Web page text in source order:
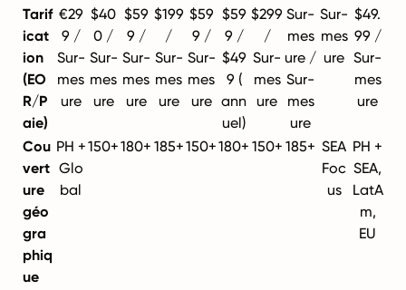
Tarif
icat
ion
(EO
R/P
aie)
€29
9 /
Sur-
mes
ure
$40
0 /
Sur-
mes
ure
$59
9 /
Sur-
mes
ure
$199
/
Sur-
mes
ure
$59
9 /
Sur-
mes
ure
$59
9 /
$49
9 (
ann
uel)
$299
/
Sur-
mes
ure
Sur-
mes
ure /
Sur-
mes
ure
Sur-
mes
ure
$49.
99 /
Sur-
mes
ure
Cou
vert
ure
géo
gra
phiq
ue
PH +
Glo
bal
150+180+ 185+150+180+ 150+ 185+ SEA
Foc
us
PH +
SEA,
LatA
m,
EU